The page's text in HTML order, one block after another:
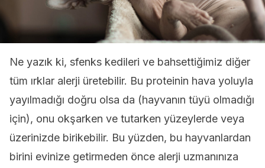
Ne yazık ki, sfenks kedileri ve bahsettiğimiz diğer
tüm ırklar alerji üretebilir. Bu proteinin hava yoluyla
yayılmadığı doğru olsa da (hayvanın tüyü olmadığı
için), onu okşarken ve tutarken yüzeylerde veya
üzerinizde birikebilir. Bu yüzden, bu hayvanlardan
birini evinize getirmeden önce alerji uzmanınıza